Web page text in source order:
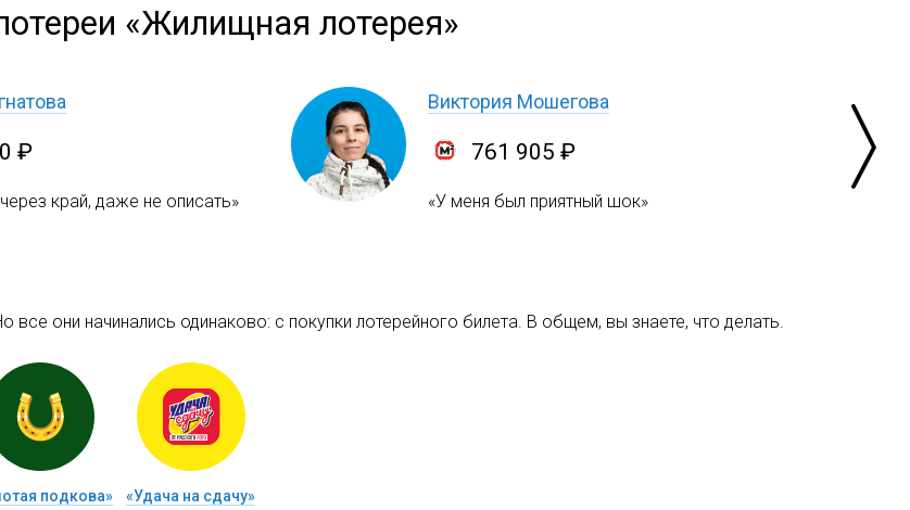
«Жилищная лотерея»
₽
край, даже не описать»
Виктория Мошегова
761 905 ₽
«У меня был приятный шок»
они начинались одинаково: c покупки лотерейного билета. В общем, вы знаете, что делать.
подкова» «Удача на сдачу»